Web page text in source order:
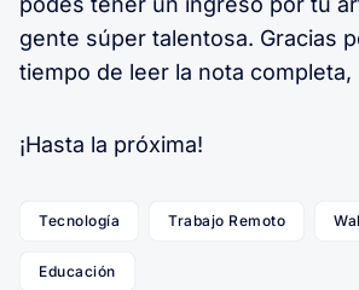
gente súper talentosa. Gracias
tiempo de leer la nota completa,
¡Hasta la próxima!
Tecnología Trabajo Remoto
Educación